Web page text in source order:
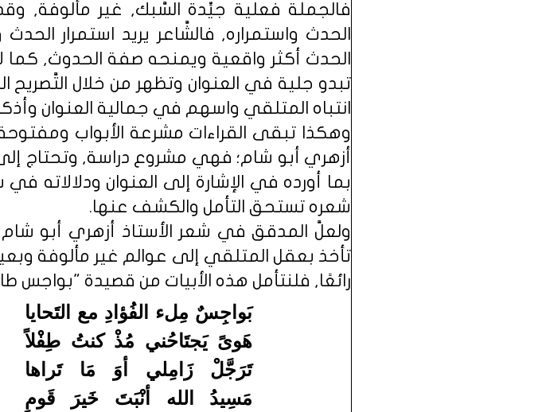
فالجملة فعلية جيِّدة السَّبك, غير مألوفة,
الحدث واستمراره, فالشَّاعر يريد استمرار
الحدث أكثر واقعية ويمنحه صفة الحدوث, كما
تبدو جلية في العنوان وتظهر من خلال التَّصريح
انتباه المتلقي واسهم في جمالية العنوان
وهكذا تبقى القراءات مشرعة الأبواب
أزهري أبو شام؛ فهي مشروع دراسة, وتحتاج
بما أورده في الإشارة إلى العنوان
شعره تستحق التأمل والكشف عنها.
ولعلَّ المدقق في شعر الأستاذ أزهري أبو
تأخذ بعقل المتلقي إلى عوالم غير مألوفة
رائعًا, فلنتأمل هذه الأبيات من قصيدة "بواجس طابت" (6), إذ
بَواجِسٌ مِلء الفُؤادِ مع التَحايا
هَوىً يَجتَاحُني مُذْ كنتُ طِفْلاً
تَرَجَّلْ زَامِلي أوَ مَا تَراها
مَسِيدُ الله أنْبَتَ خَيرَ قَومٍ